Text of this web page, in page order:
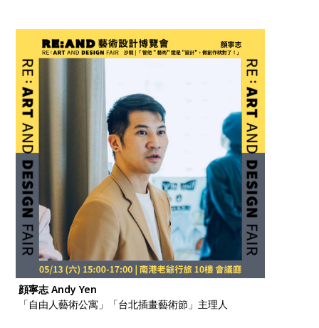
顔寧志 Andy Yen
「自由人藝術公寓」「台北插畫藝術節」主理人